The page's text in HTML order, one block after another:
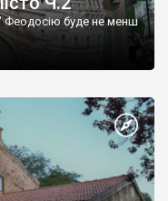
Феодосію буде не менш